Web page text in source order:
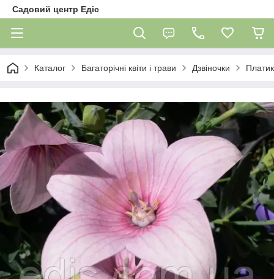
Садовий центр Едіс
Каталог Багаторічні квіти і трави Дзвіночки